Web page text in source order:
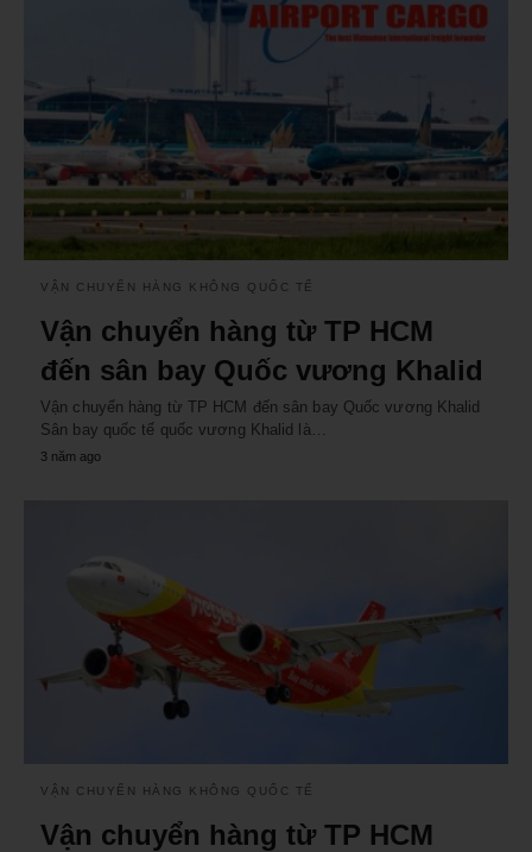
VẬN CHUYỂN HÀNG KHÔNG QUỐC TẾ
Vận chuyển hàng từ TP HCM
đến sân bay Quốc vương Khalid
Vận chuyển hàng từ TP HCM đến sân bay Quốc vương Khalid
Sân bay quốc tế quốc vương Khalid là…
3 năm ago
VẬN CHUYỂN HÀNG KHÔNG QUỐC TẾ
Vận chuyển hàng từ TP HCM